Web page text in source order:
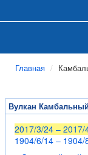
Главная
Вулкан
2017/3/24 – 2017/
1904/6/14 – 1904/